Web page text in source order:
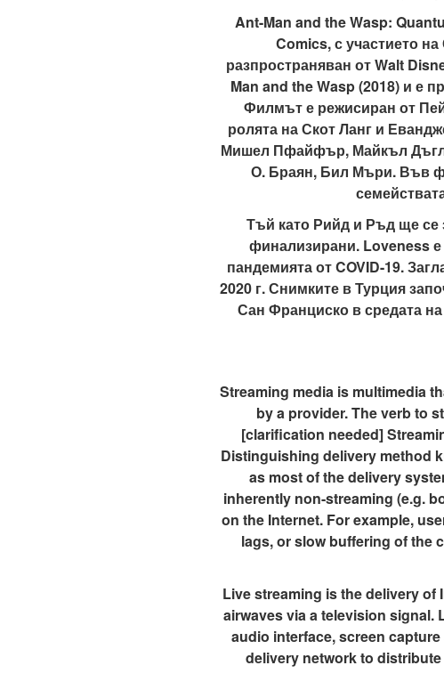
Ant-Man and the Wasp:
Comics, с участието
разпространяван от Walt
Man and the Wasp (2018) и е
Филмът е режисиран от
ролята на Скот Ланг и
Мишел Пфайфър, Майкъл
О. Браян, Бил Мъри. Във
Тъй като Рийд и Ръд ще се
финализирани. Loveness е
пандемията от COVID-19.
2020 г. Снимките в Турция
Сан Франциско в средата
Streaming media is multimedia
by a provider. The verb to
[clarification needed]
Distinguishing delivery method
as most of the delivery
inherently non-streaming (e.g.
on the Internet. For example,
lags, or slow buffering of the
Live streaming is the delivery
airwaves via a television signal.
audio interface, screen
delivery network to